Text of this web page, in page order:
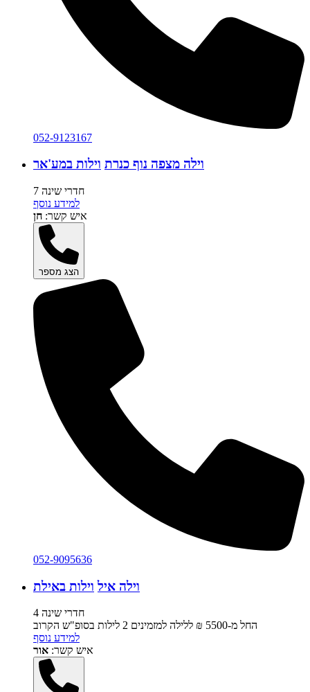
052-9123167
וילה מצפה נוף כנרת וילות במע'אר
7 חדרי שינה
למידע נוסף
איש קשר: חן
הצג מספר
052-9095636
וילה איל וילות באילת
4 חדרי שינה
החל מ-‏5500 ₪ ללילה למזמינים 2 לילות בסופ"ש הקרוב
למידע נוסף
איש קשר: אור